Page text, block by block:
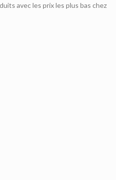
avec les prix les plus bas chez